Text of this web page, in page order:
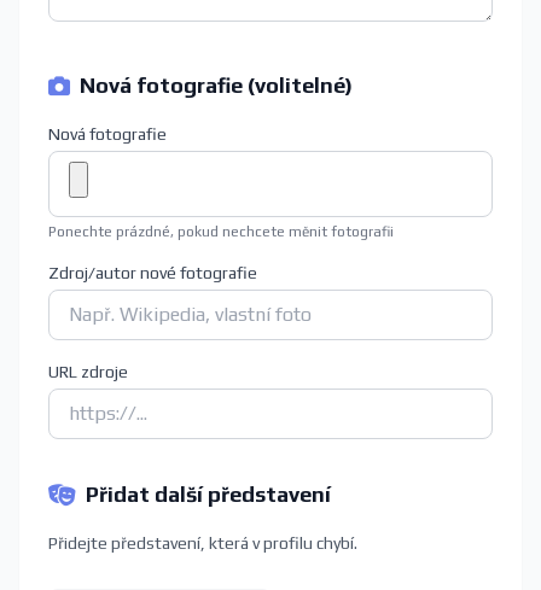
Nová fotografie (volitelné)
Nová fotografie
Ponechte prázdné, pokud nechcete měnit fotografii
Zdroj/autor nové fotografie
URL zdroje
Přidat další představení
Přidejte představení, která v profilu chybí.